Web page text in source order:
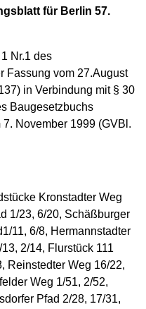
für Berlin 57.
Nr.1 des
Fassung vom 27.August
in Verbindung mit § 30
Baugesetzbuchs
November 1999 (GVBl.
Kronstadter Weg
1/23, 6/20, Schäßburger
11, 6/8, Hermannstadter
2/14, Flurstück 111
Reinstedter Weg 16/22,
Weg 1/51, 2/52,
Pfad 2/28, 17/31,